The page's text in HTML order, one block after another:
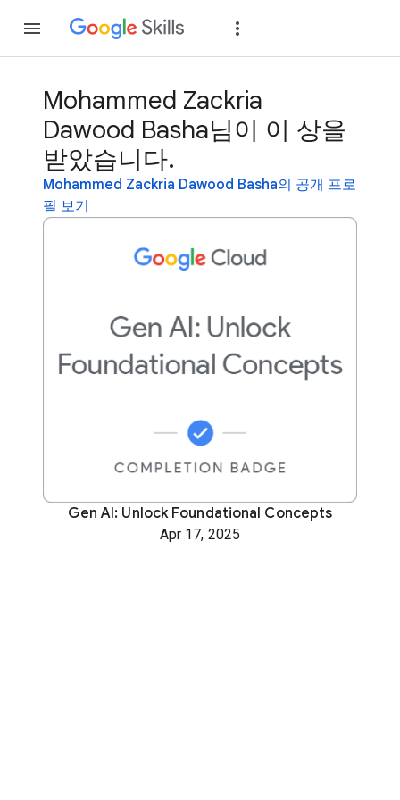
Mohammed Zackria
Dawood Basha님이 이 상을
받았습니다.
Mohammed Zackria Dawood Basha의 공개 프로
필 보기